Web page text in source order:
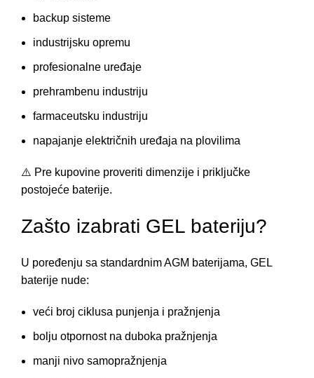
backup sisteme
industrijsku opremu
profesionalne uređaje
prehrambenu industriju
farmaceutsku industriju
napajanje električnih uređaja na plovilima
⚠️ Pre kupovine proveriti dimenzije i priključke
postojeće baterije.
Zašto izabrati GEL bateriju?
U poređenju sa standardnim AGM baterijama, GEL
baterije nude:
veći broj ciklusa punjenja i pražnjenja
bolju otpornost na duboka pražnjenja
manji nivo samopražnjenja